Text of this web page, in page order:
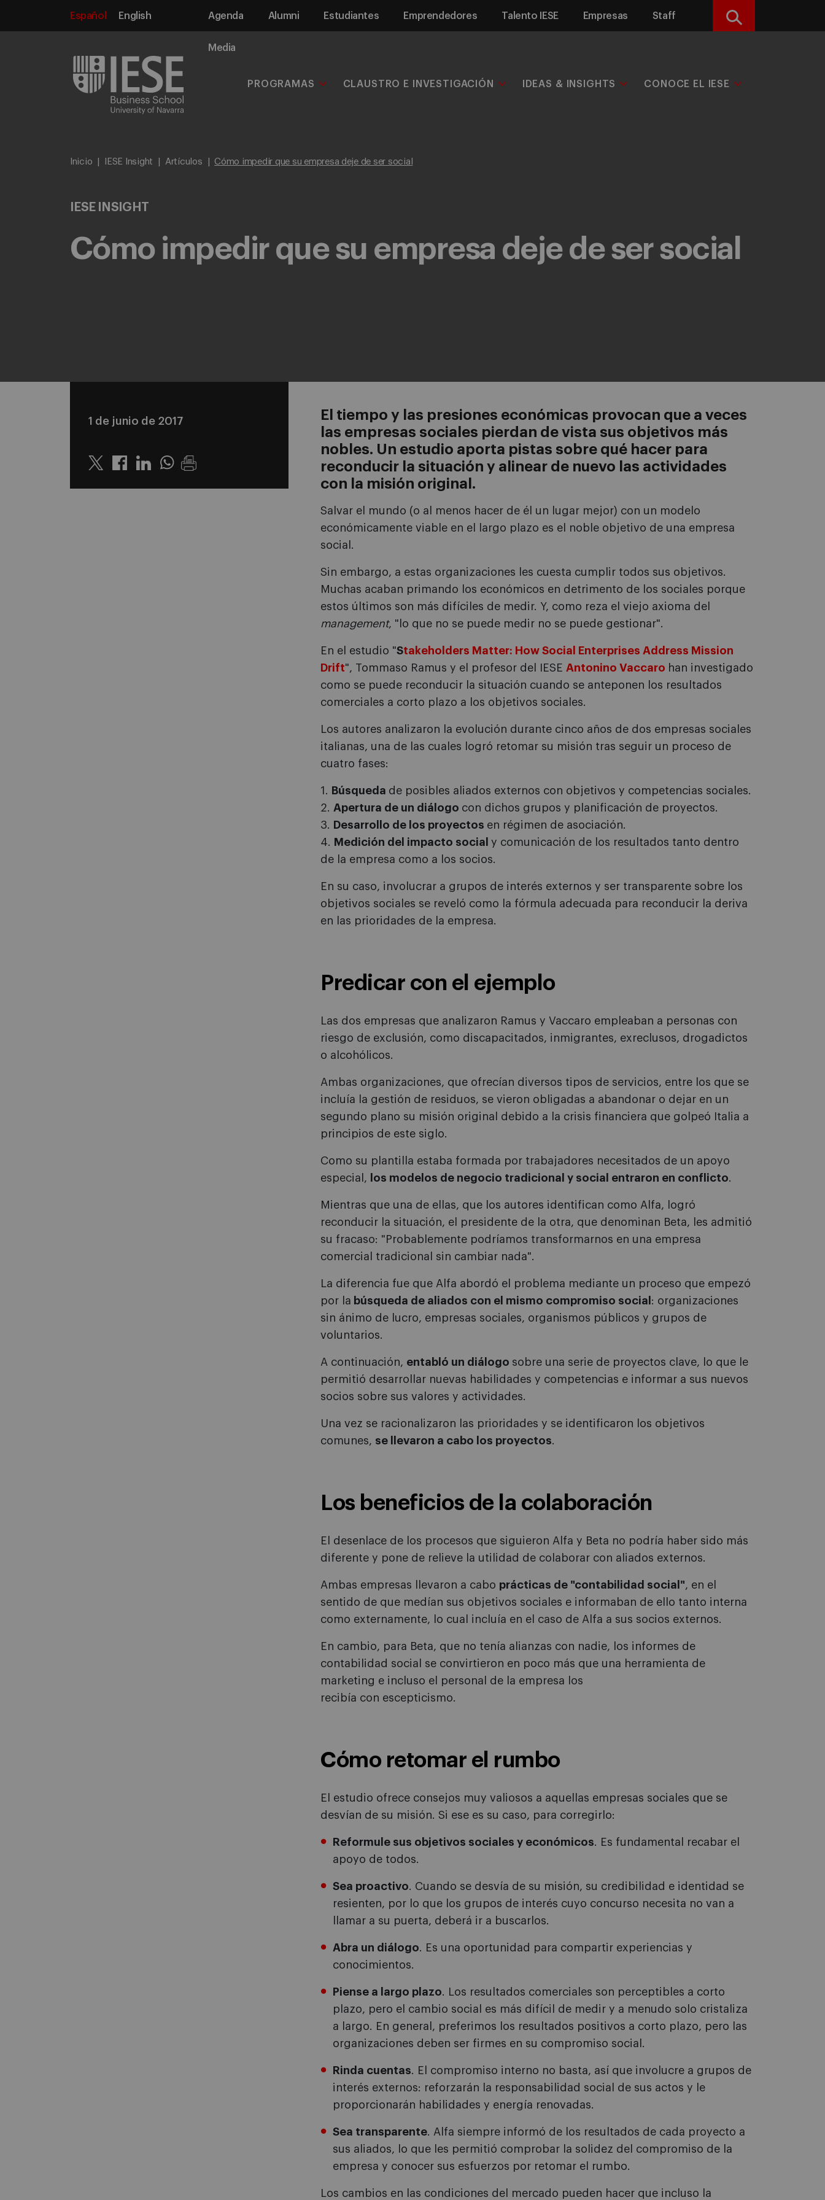
Español English Agenda Alumni Estudiantes Emprendedores Talento IESE Empresas Staff
Media
Buscar
PROGRAMAS CLAUSTRO E INVESTIGACIÓN IDEAS & INSIGHTS CONOCE EL IESE
Inicio IESE Insight Artículos Cómo impedir que su empresa deje de ser social
IESE INSIGHT
Cómo impedir que su empresa deje de ser social
1 de junio de 2017
Twitter LinkedinWhatsapp
El tiempo y las presiones económicas provocan que a veces
las empresas sociales pierdan de vista sus objetivos más
nobles. Un estudio aporta pistas sobre qué hacer para
reconducir la situación y alinear de nuevo las actividades
con la misión original.
Salvar el mundo (o al menos hacer de él un lugar mejor) con un modelo
económicamente viable en el largo plazo es el noble objetivo de una empresa
social.
Sin embargo, a estas organizaciones les cuesta cumplir todos sus objetivos.
Muchas acaban primando los económicos en detrimento de los sociales porque
estos últimos son más difíciles de medir. Y, como reza el viejo axioma del
management, "lo que no se puede medir no se puede gestionar".
En el estudio "Stakeholders Matter: How Social Enterprises Address Mission
Drift", Tommaso Ramus y el profesor del IESE Antonino Vaccaro han investigado
como se puede reconducir la situación cuando se anteponen los resultados
comerciales a corto plazo a los objetivos sociales.
Los autores analizaron la evolución durante cinco años de dos empresas sociales
italianas, una de las cuales logró retomar su misión tras seguir un proceso de
cuatro fases:
1. Búsqueda de posibles aliados externos con objetivos y competencias sociales.
2. Apertura de un diálogo con dichos grupos y planificación de proyectos.
3. Desarrollo de los proyectos en régimen de asociación.
4. Medición del impacto social y comunicación de los resultados tanto dentro
de la empresa como a los socios.
En su caso, involucrar a grupos de interés externos y ser transparente sobre los
objetivos sociales se reveló como la fórmula adecuada para reconducir la deriva
en las prioridades de la empresa.
Predicar con el ejemplo
Las dos empresas que analizaron Ramus y Vaccaro empleaban a personas con
riesgo de exclusión, como discapacitados, inmigrantes, exreclusos, drogadictos
o alcohólicos.
Ambas organizaciones, que ofrecían diversos tipos de servicios, entre los que se
incluía la gestión de residuos, se vieron obligadas a abandonar o dejar en un
segundo plano su misión original debido a la crisis financiera que golpeó Italia a
principios de este siglo.
Como su plantilla estaba formada por trabajadores necesitados de un apoyo
especial,
los modelos de negocio tradicional y social entraron en conflicto.
Mientras que una de ellas, que los autores identifican como Alfa, logró
reconducir la situación, el presidente de la otra, que denominan Beta, les admitió
su fracaso: "Probablemente podríamos transformarnos en una empresa
comercial tradicional sin cambiar nada".
La diferencia fue que Alfa abordó el problema mediante un proceso que empezó
por la búsqueda de aliados con el mismo compromiso social : organizaciones
sin ánimo de lucro, empresas sociales, organismos públicos y grupos de
voluntarios.
A continuación, entabló un diálogo sobre una serie de proyectos clave, lo que le
permitió desarrollar nuevas habilidades y competencias e informar a sus nuevos
socios sobre sus valores y actividades.
Una vez se racionalizaron las prioridades y se identificaron los objetivos
comunes, se llevaron a cabo los proyectos.
Los beneficios de la colaboración
El desenlace de los procesos que siguieron Alfa y Beta no podría haber sido más
diferente y pone de relieve la utilidad de colaborar con aliados externos.
Ambas empresas llevaron a cabo prácticas de "contabilidad social", en el
sentido de que medían sus objetivos sociales e informaban de ello tanto interna
como externamente, lo cual incluía en el caso de Alfa a sus socios externos.
En cambio, para Beta, que no tenía alianzas con nadie, los informes de
contabilidad social se convirtieron en poco más que una herramienta de
marketing e incluso el personal de la empresa los
recibía con escepticismo.
Cómo retomar el rumbo
El estudio ofrece consejos muy valiosos a aquellas empresas sociales que se
desvían de su misión. Si ese es su caso, para corregirlo:
Reformule sus objetivos sociales y económicos. Es fundamental recabar el
apoyo de todos.
Sea proactivo. Cuando se desvía de su misión, su credibilidad e identidad se
resienten, por lo que los grupos de interés cuyo concurso necesita no van a
llamar a su puerta, deberá ir a buscarlos.
Abra un diálogo. Es una oportunidad para compartir experiencias y
conocimientos.
Piense a largo plazo. Los resultados comerciales son perceptibles a corto
plazo, pero el cambio social es más difícil de medir y a menudo solo cristaliza
a largo. En general, preferimos los resultados positivos a corto plazo, pero las
organizaciones deben ser firmes en su compromiso social.
Rinda cuentas. El compromiso interno no basta, así que involucre a grupos de
interés externos: reforzarán la responsabilidad social de sus actos y le
proporcionarán habilidades y energía renovadas.
Sea transparente. Alfa siempre informó de los resultados de cada proyecto a
sus aliados, lo que les permitió comprobar la solidez del compromiso de la
empresa y conocer sus esfuerzos por retomar el rumbo.
Los cambios en las condiciones del mercado pueden hacer que incluso la